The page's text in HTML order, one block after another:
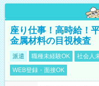
座り仕事！高時給！
金属材料の目視検査
派遣 職種未経験OK 社会人
WEB登録・面接OK